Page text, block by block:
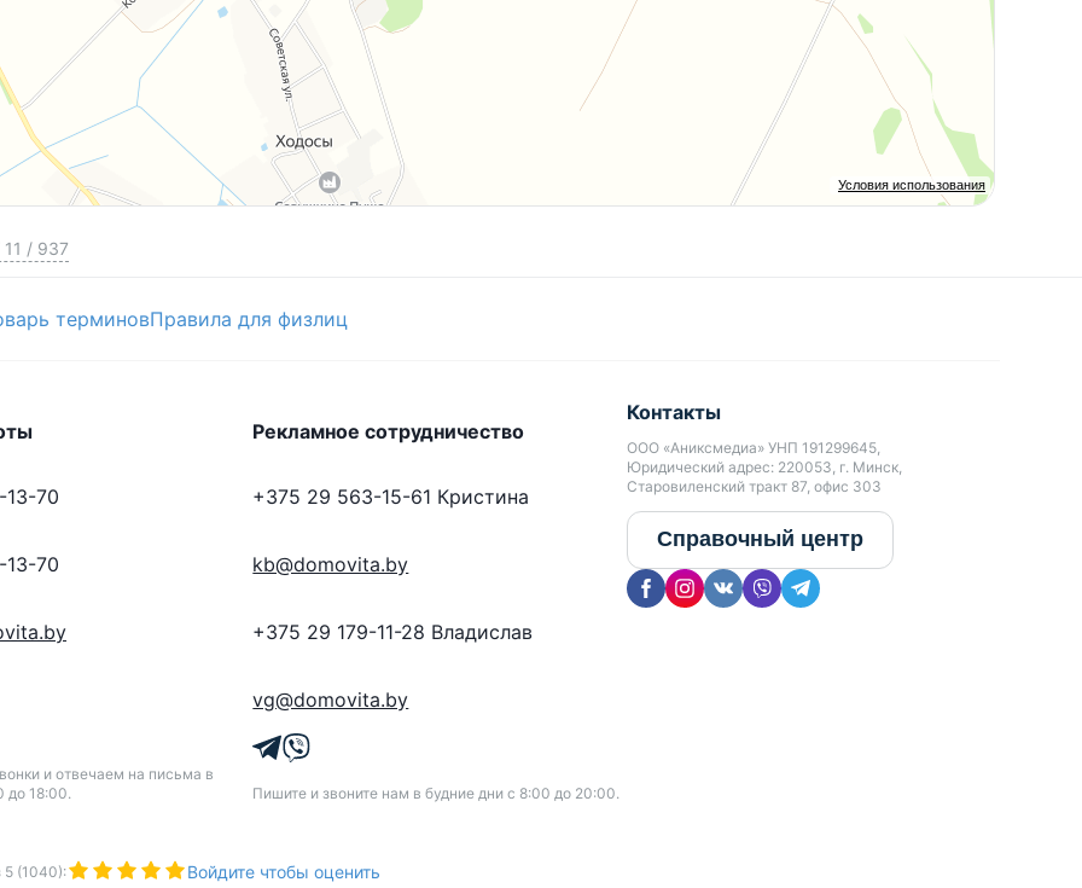
Условия использования
11 / 937
терминовПравила для физлиц
70
70
и отвечаем на письма в
до 18:00.
Рекламное сотрудничество
+375 29 563-15-61 Кристина
kb@domovita.by
+375 29 179-11-28 Владислав
vg@domovita.by
Пишите и звоните нам в будние дни с 8:00 до 20:00.
Контакты
ООО «Аниксмедиа» УНП 191299645,
Юридический адрес: 220053, г. Минск,
Старовиленский тракт 87, офис 303
Справочный центр
5 (1040): Войдите чтобы оценить